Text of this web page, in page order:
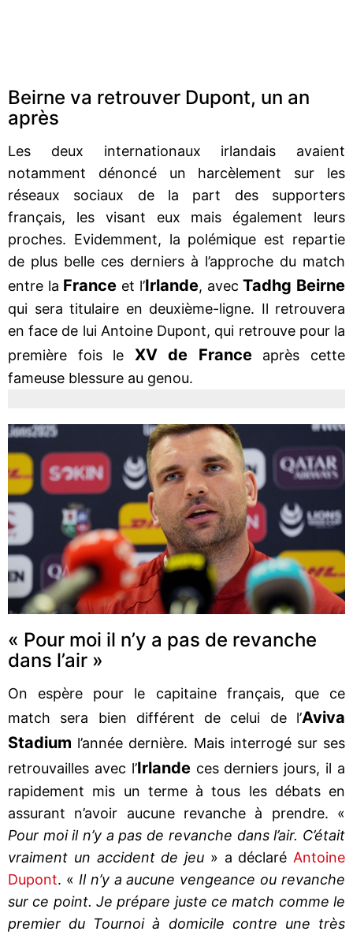
Beirne va retrouver Dupont, un an
après
Les deux internationaux irlandais avaient
notamment dénoncé un harcèlement sur les
réseaux sociaux de la part des supporters
français, les visant eux mais également leurs
proches. Evidemment, la polémique est repartie
de plus belle ces derniers à l’approche du match
entre la France et l’Irlande, avecTadhg Beirne
qui sera titulaire en deuxième-ligne. Il retrouvera
en face de lui Antoine Dupont, qui retrouve pour la
première fois le XV de Franceaprès cette
fameuse blessure au genou.
« Pour moi il n’y a pas de revanche
dans l’air »
On espère pour le capitaine français, que ce
match sera bien différent de celui de l’Aviva
Stadium l’année dernière. Mais interrogé sur ses
retrouvailles avec l’Irlandeces derniers jours, il a
rapidement mis un terme à tous les débats en
assurant n’avoir aucune revanche à prendre. «
Pour moi il n’y a pas de revanche dans l’air. C’était
vraiment un accident de jeu » a déclaré Antoine
Dupont. « Il n’y a aucune vengeance ou revanche
sur ce point. Je prépare juste ce match comme le
premier du Tournoi à domicile contre une très